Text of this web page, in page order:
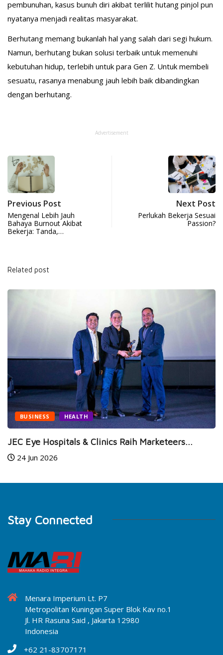
pembunuhan, kasus bunuh diri akibat terlilit hutang pinjol pun
nyatanya menjadi realitas masyarakat.
Berhutang memang bukanlah hal yang salah dari segi hukum.
Namun, berhutang bukan solusi terbaik untuk memenuhi
kebutuhan hidup, terlebih untuk para Gen Z. Untuk membeli
sesuatu, rasanya menabung jauh lebih baik dibandingkan
dengan berhutang.
Advertisement
Previous Post
Mengenal Lebih Jauh
Bahaya Burnout Akibat
Bekerja: Tanda,…
Next Post
Perlukah Bekerja Sesuai
Passion?
Related post
BUSINESS HEALTH
JEC Eye Hospitals & Clinics Raih Marketeers...
24 Jun 2026
Stay Connected
Menara Imperium Lt. P7
Metropolitan Kuningan Super Blok Kav no.1
Jl. HR Rasuna Said , Jakarta 12980
Indonesia
+62 21-83707171